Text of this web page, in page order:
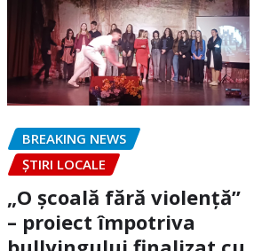
BREAKING NEWS
ȘTIRI LOCALE
„O școală fără violență”
– proiect împotriva